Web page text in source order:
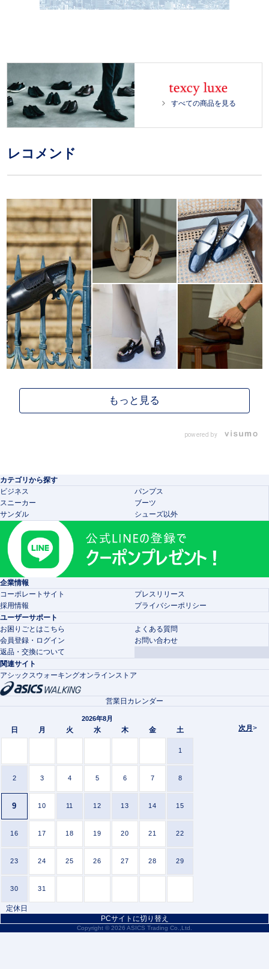
U
a
.
0
0
すべての商品を見る
レコメンド
powered by
カテゴリから探す
ビジネス
パンプス
スニーカー
ブーツ
サンダル
シューズ以外
企業情報
コーポレートサイト
プレスリリース
採用情報
プライバシーポリシー
ユーザーサポート
お困りごとはこちら
よくある質問
会員登録・ログイン
お問い合わせ
返品・交換について
関連サイト
アシックスウォーキングオンラインストア
次月 >
営業日カレンダー
2026年8月
日 月 火 水 木 金 土
1
2 3 4 5 6 7 8
9 10 11 12 13 14 15
16 17 18 19 20 21 22
23 24 25 26 27 28 29
30 31
定休日
PCサイトに切り替え
Copyright © 2026 ASICS Trading Co.,Ltd.